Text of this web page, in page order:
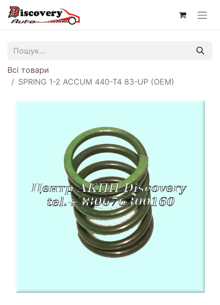
Всі товари
SPRING 1-2 ACCUM 440-T4 83-UP (OEM)